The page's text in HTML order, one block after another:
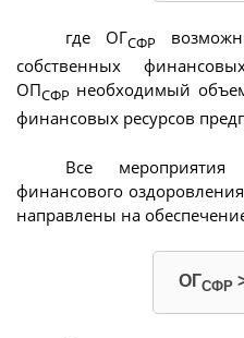
где ОГСФР
собственных
ОПСФР необходимый
финансовых ресурсов
Все мероприятия
финансового
направлены на
ОГСФР